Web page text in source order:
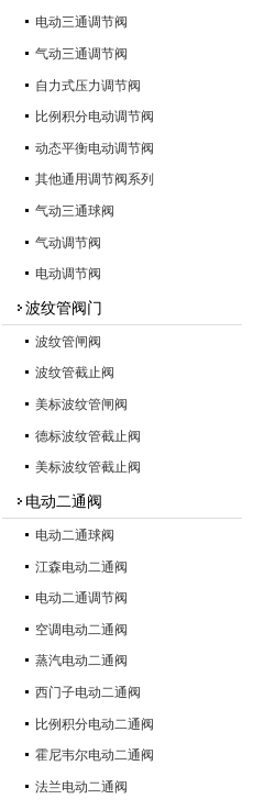
电动三通调节阀
气动三通调节阀
自力式压力调节阀
比例积分电动调节阀
动态平衡电动调节阀
其他通用调节阀系列
气动三通球阀
气动调节阀
电动调节阀
波纹管阀门
波纹管闸阀
波纹管截止阀
美标波纹管闸阀
德标波纹管截止阀
美标波纹管截止阀
电动二通阀
电动二通球阀
江森电动二通阀
电动二通调节阀
空调电动二通阀
蒸汽电动二通阀
西门子电动二通阀
比例积分电动二通阀
霍尼韦尔电动二通阀
法兰电动二通阀